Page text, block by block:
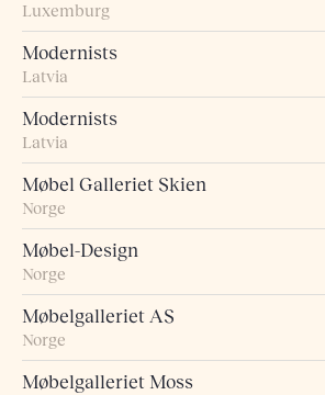
Luxemburg
Modernists
Latvia
Modernists
Latvia
Møbel Galleriet Skien
Norge
Møbel-Design
Norge
Møbelgalleriet AS
Norge
Møbelgalleriet Moss